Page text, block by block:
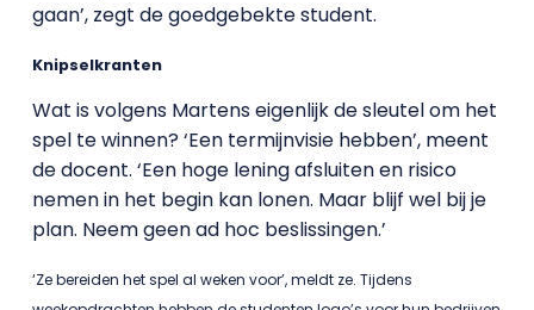
gaan’, zegt de goedgebekte student.
Knipselkranten
Wat is volgens Martens eigenlijk de sleutel om het
spel te winnen? ‘Een termijnvisie hebben’, meent
de docent. ‘Een hoge lening afsluiten en risico
nemen in het begin kan lonen. Maar blijf wel bij je
plan. Neem geen ad hoc beslissingen.’
‘Ze bereiden het spel al weken voor’, meldt ze. Tijdens